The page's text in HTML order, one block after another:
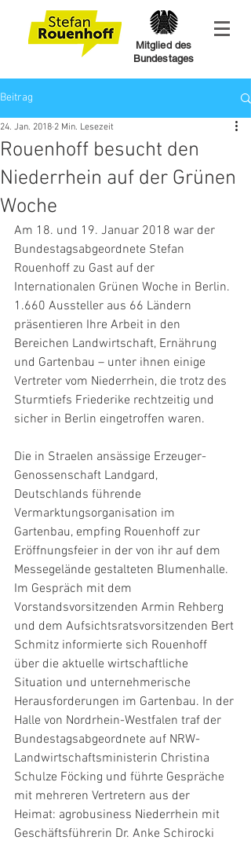
Mitglied des
Bundestages
Beitrag
Rouenhoff besucht den
Niederrhein auf der Grünen
Woche
24. Jan. 2018 2 Min. Lesezeit
Am 18. und 19. Januar 2018 war der
Bundestagsabgeordnete Stefan
Rouenhoff zu Gast auf der
Internationalen Grünen Woche in Berlin.
1.660 Aussteller aus 66 Ländern
präsentieren Ihre Arbeit in den
Bereichen Landwirtschaft, Ernährung
und Gartenbau – unter ihnen einige
Vertreter vom Niederrhein, die trotz des
Sturmtiefs Friederike rechtzeitig und
sicher in Berlin eingetroffen waren.
Die in Straelen ansässige Erzeuger-
Genossenschaft Landgard,
Deutschlands führende
Vermarktungsorganisation im
Gartenbau, empfing Rouenhoff zur
Eröffnungsfeier in der von ihr auf dem
Messegelände gestalteten Blumenhalle.
Im Gespräch mit dem
Vorstandsvorsitzenden Armin Rehberg
und dem Aufsichtsratsvorsitzenden Bert
Schmitz informierte sich Rouenhoff
über die aktuelle wirtschaftliche
Situation und unternehmerische
Herausforderungen im Gartenbau. In der
Halle von Nordrhein-Westfalen traf der
Bundestagsabgeordnete auf NRW-
Landwirtschaftsministerin Christina
Schulze Föcking und führte Gespräche
mit mehreren Vertretern aus der
Heimat: agrobusiness Niederrhein mit
Geschäftsführerin Dr. Anke Schirocki